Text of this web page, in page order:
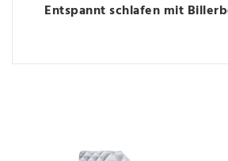
Entspannt schlafen mit